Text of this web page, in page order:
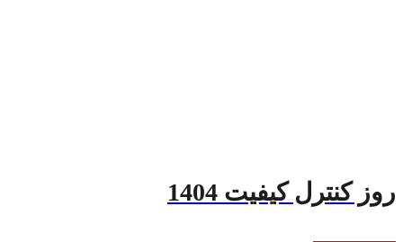
روز کنترل کیفیت 1404